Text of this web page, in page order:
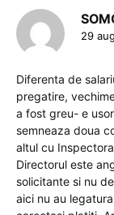
29
Diferenta de
pregatire,
a fost greu- e
semneaza doua
altul cu
Directorul este
solicitante si nu
aici nu au